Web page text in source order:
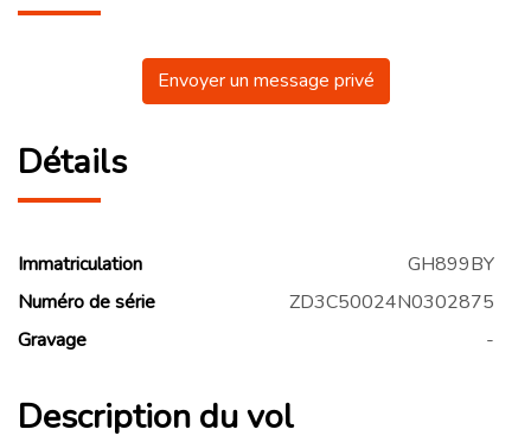
Envoyer un message privé
Détails
Immatriculation
GH899BY
Numéro de série
ZD3C50024N0302875
Gravage
-
Description du vol